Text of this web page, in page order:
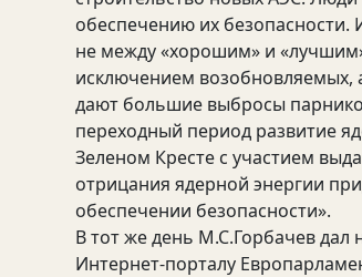
обеспечению их безопасности.
не между «хорошим» и
исключением возобновляемых,
дают большие выбросы
переходный период развитие
Зеленом Кресте с участием
отрицания ядерной энергии
обеспечении безопасности».
В тот же день М.С.Горбачев
Интернет-порталу